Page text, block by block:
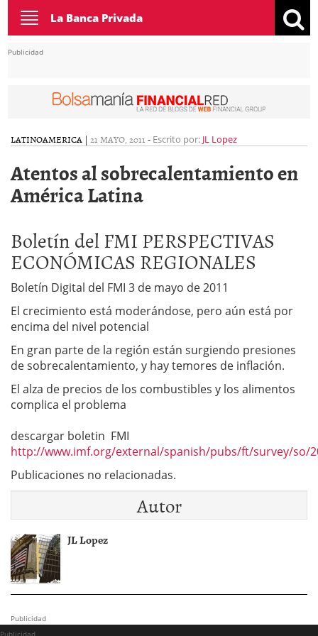
Toggle
navigation
La Banca Privada
Publicidad
LATINOAMERICA | 21 MAYO, 2011 - Escrito por: JL Lopez
Atentos al sobrecalentamiento en
América Latina
Boletín del FMI PERSPECTIVAS
ECONÓMICAS REGIONALES
Boletín Digital del FMI 3 de mayo de 2011
El crecimiento está moderándose, pero aún está por
encima del nivel potencial
En gran parte de la región están surgiendo presiones
de sobrecalentamiento, y hay temores de inflación.
El alza de precios de los combustibles y los alimentos
complica el problema
descargar boletin FMI
http://www.imf.org/external/spanish/pubs/ft/survey/so/
Publicaciones no relacionadas.
Autor
JL Lopez
Publicidad
Publicidad